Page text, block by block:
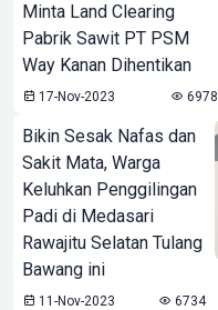
Minta Land Clearing
Pabrik Sawit PT PSM
Way Kanan Dihentikan
17-Nov-2023 6978
Bikin Sesak Nafas dan
Sakit Mata, Warga
Keluhkan Penggilingan
Padi di Medasari
Rawajitu Selatan Tulang
Bawang ini
11-Nov-2023 6734